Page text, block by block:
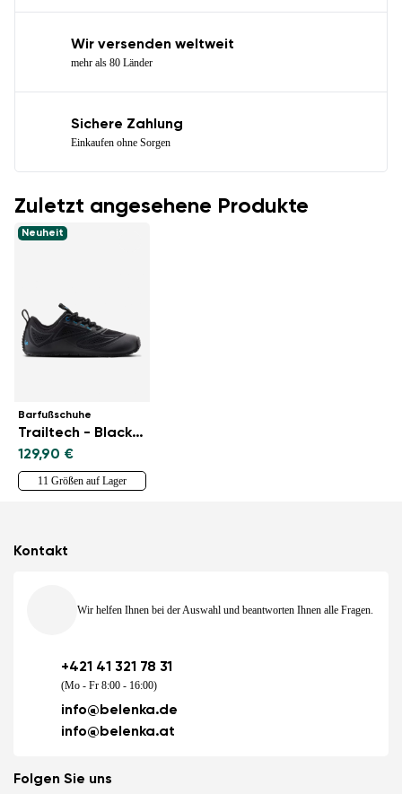
Wir versenden weltweit
mehr als 80 Länder
Sichere Zahlung
Einkaufen ohne Sorgen
Zuletzt angesehene Produkte
Neuheit
Barfußschuhe
Trailtech - Black & Blue
129,90 €
11 Größen auf Lager
Kontakt
Wir helfen Ihnen bei der Auswahl und beantworten Ihnen alle Fragen.
+421 41 321 78 31
(Mo - Fr 8:00 - 16:00)
info@belenka.de
info@belenka.at
Folgen Sie uns